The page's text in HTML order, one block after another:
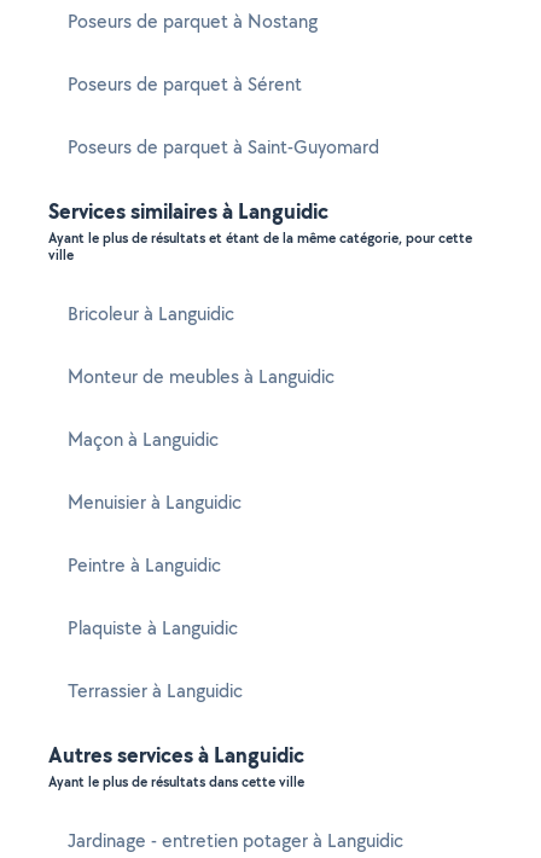
Poseurs de parquet à Nostang
Poseurs de parquet à Sérent
Poseurs de parquet à Saint-Guyomard
Services similaires à Languidic
Ayant le plus de résultats et étant de la même catégorie, pour cette
ville
Bricoleur à Languidic
Monteur de meubles à Languidic
Maçon à Languidic
Menuisier à Languidic
Peintre à Languidic
Plaquiste à Languidic
Terrassier à Languidic
Autres services à Languidic
Ayant le plus de résultats dans cette ville
Jardinage - entretien potager à Languidic